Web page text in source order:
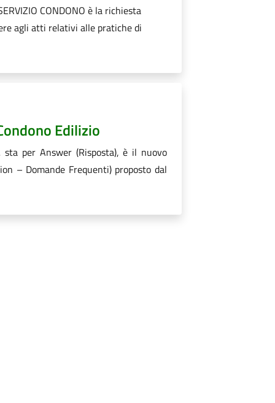
CONDONO è la richiesta
agli atti relativi alle pratiche di
Edilizio
per Answer (Risposta), è il nuovo
– Domande Frequenti) proposto dal